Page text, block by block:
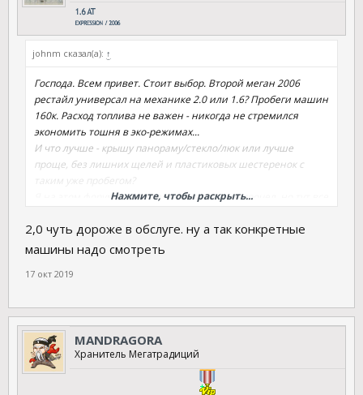
johnm сказал(а): ↑
Господа. Всем привет. Стоит выбор. Второй меган 2006
рестайл универсал на механике 2.0 или 1.6? Пробеги машин
160к. Расход топлива не важен - никогда не стремился
экономить тошня в эко-режимах...
И что лучше - крышу панораму/стекло/люк или лучше
проще, без лишних щелей и пластиковых шестеренок с
таким уже пробегом?
Я на этом форуме уже пару сотню страниц прочел, но тут все
Нажмите, чтобы раскрыть...
2,0 чуть дороже в обслуге. ну а так конкретные
машины надо смотреть
17 окт 2019
MANDRAGORA
Хранитель Мегатрадиций